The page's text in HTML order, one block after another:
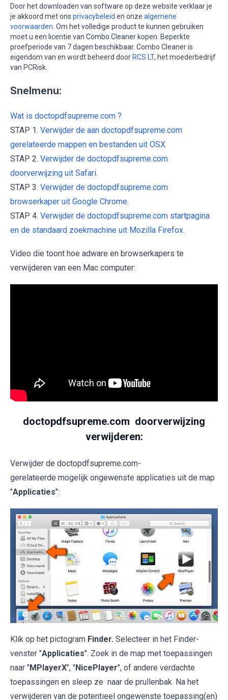
Door het downloaden van software op deze website verklaar je
je akkoord met ons privacybeleid en onze algemene
voorwaarden . Om het volledige product te kunnen gebruiken
moet u een licentie van Combo Cleaner kopen. Beperkte
proefperiode van 7 dagen beschikbaar. Combo Cleaner is
eigendom van en wordt beheerd door RCS LT, het moederbedrijf
van PCRisk.
Snelmenu:
Wat is doctopdfsupreme.com ?
STAP 1. Verwijder de aan doctopdfsupreme.com
gerelateerde mappen en bestanden uit OSX.
STAP 2. Verwijder de doctopdfsupreme.com
doorverwijzing uit Safari.
STAP 3. Verwijder de doctopdfsupreme.com
browserkaper uit Google Chrome.
STAP 4. Verwijder de doctopdfsupreme.com startpagina
en de standaard zoekmachine uit Mozilla Firefox.
Video die toont hoe adware en browserkapers te
verwijderen van een Mac computer:
doctopdfsupreme.com doorverwijzing
verwijderen:
Verwijder de doctopdfsupreme.com-
gerelateerde mogelijk ongewenste applicaties uit de map
"Applicaties":
Klik op het pictogram Finder. Selecteer in het Finder-
venster "Applicaties". Zoek in de map met toepassingen
naar "MPlayerX", "NicePlayer", of andere verdachte
toepassingen en sleep ze naar de prullenbak. Na het
verwijderen van de potentieel ongewenste toepassing(en)